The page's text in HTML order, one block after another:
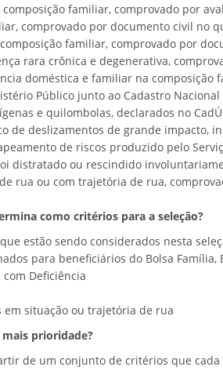
familiar, comprovado por
comprovado por documento civil no
familiar, comprovado por
rara crônica e degenerativa,
doméstica e familiar na composição
Público junto ao Cadastro Nacional
e quilombolas, declarados no
de deslizamentos de grande impacto,
de riscos produzido pelo
distratado ou rescindido
rua ou com trajetória de rua,
como critérios para a seleção?
estão sendo considerados nesta
para beneficiários do Bolsa
com Deficiência
em situação ou trajetória de rua
prioridade?
de um conjunto de critérios que